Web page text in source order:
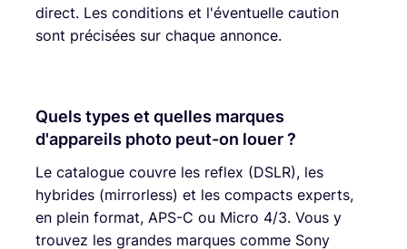
direct. Les conditions et l'éventuelle caution
sont précisées sur chaque annonce.
Quels types et quelles marques
d'appareils photo peut-on louer ?
Le catalogue couvre les reflex (DSLR), les
hybrides (mirrorless) et les compacts experts,
en plein format, APS-C ou Micro 4/3. Vous y
trouvez les grandes marques comme Sony